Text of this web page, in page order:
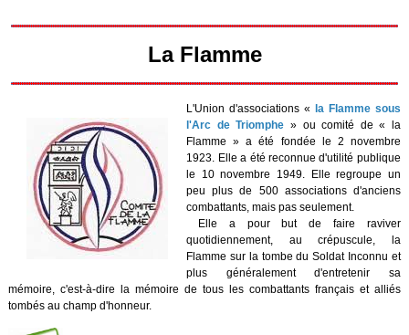
La Flamme
L'Union d'associations «
la Flamme sous
l'Arc de Triomphe » ou comité de « la
Flamme » a été fondée le 2 novembre
1923. Elle a été reconnue d'utilité publique
le 10 novembre 1949. Elle regroupe un
peu plus de 500 associations d'anciens
combattants, mais pas seulement.
Elle a pour but de faire raviver
quotidiennement, au crépuscule, la
Flamme sur la tombe du Soldat Inconnu et
plus généralement d'entretenir sa
mémoire, c'est-à-dire la mémoire de tous les combattants français et alliés
tombés au champ d'honneur.